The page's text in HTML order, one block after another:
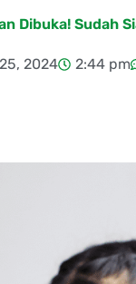
Dibuka! Sudah
2024 2:44 pm